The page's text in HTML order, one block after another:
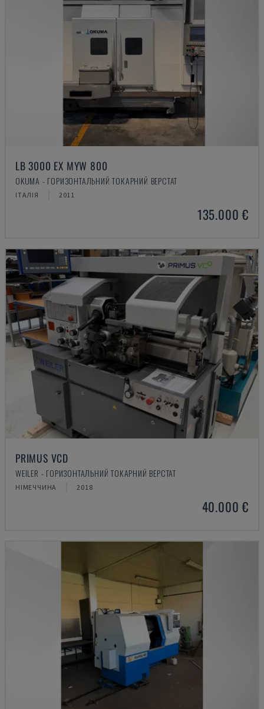
LB 3000 EX MYW 800
OKUMA - ГОРИЗОНТАЛЬНИЙ ТОКАРНИЙ ВЕРСТАТ
ІТАЛІЯ 2011
135.000 €
PRIMUS VCD
WEILER - ГОРИЗОНТАЛЬНИЙ ТОКАРНИЙ ВЕРСТАТ
НІМЕЧЧИНА 2018
40.000 €